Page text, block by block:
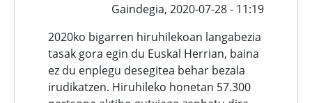
Gaindegia, 2020-07-28 - 11:19
2020ko bigarren hiruhilekoan langabezia
tasak gora egin du Euskal Herrian, baina
ez du enplegu desegitea behar bezala
irudikatzen. Hiruhileko honetan 57.300